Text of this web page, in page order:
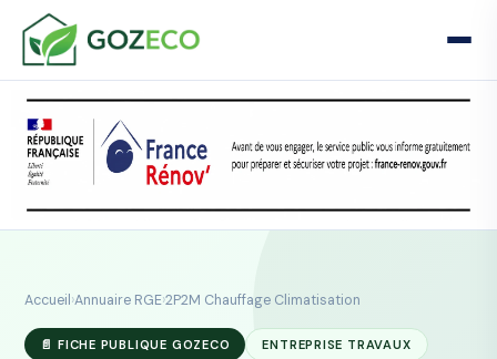
Accueil›Annuaire RGE›2P2M Chauffage Climatisation
📄 FICHE PUBLIQUE GOZECO ENTREPRISE TRAVAUX